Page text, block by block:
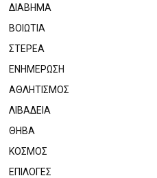
ΔΙΑΒΗΜΑ
ΒΟΙΩΤΙΑ
ΣΤΕΡΕΑ
ΕΝΗΜΕΡΩΣΗ
ΑΘΛΗΤΙΣΜΟΣ
ΛΙΒΑΔΕΙΑ
ΘΗΒΑ
ΚΟΣΜΟΣ
ΕΠΙΛΟΓΕΣ